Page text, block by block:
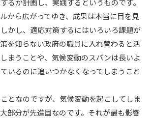
から広がってゆき、成果は本当に目を見
かし、適応対策するにはいろいろ課題が
を知らない政府の職員に入れ替わると活
まうことや、気候変動のスパンは長いよ
いるのに追いつかなくなってしまうこと
となのですが、気候変動を起こしてしま
部分が先進国なのです。それが最も影響